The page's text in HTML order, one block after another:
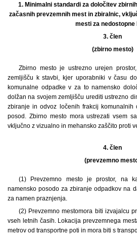
1. Minimalni standardi za določitev
začasnih prevzemnih mest in zbiralnic,
mesti za nedostopne
3. člen
(zbirno mesto)
Zbirno mesto je ustrezno urejen
zemljišču k stavbi, kjer uporabniki v času
komunalne odpadke v za to namensko
dolžan na svojem zemljišču urediti ustrezno
zbiranje in odvoz ločenih frakcij komunalnih
posod. Zbirno mesto mora ustrezati vsem
vključno z vizualno in mehansko zaščito proti
4. člen
(prevzemno
(1)
Prevzemno mesto je prostor, na
namensko posodo za zbiranje odpadkov na
za namen praznjenja.
(2) Prevzemno mestomora biti izvajalcu
vseh letnih časih. Lokacija prevzemnega
metrov od transportne poti in mora biti s